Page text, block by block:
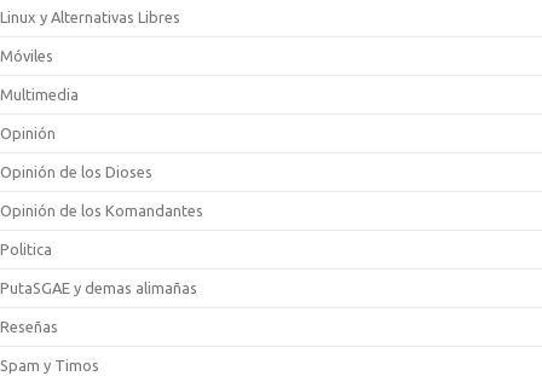
Linux y Alternativas Libres
Móviles
Multimedia
Opinión
Opinión de los Dioses
Opinión de los Komandantes
Politica
PutaSGAE y demas alimañas
Reseñas
Spam y Timos